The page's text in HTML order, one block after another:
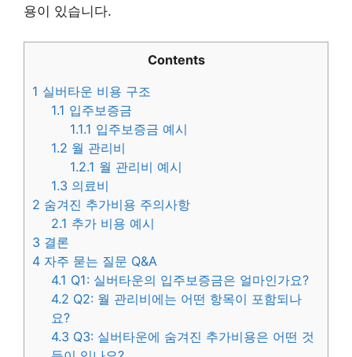
용이 있습니다.
Contents
1 실버타운 비용 구조
1.1 입주보증금
1.1.1 입주보증금 예시
1.2 월 관리비
1.2.1 월 관리비 예시
1.3 의료비
2 숨겨진 추가비용 주의사항
2.1 추가 비용 예시
3 결론
4 자주 묻는 질문 Q&A
4.1 Q1: 실버타운의 입주보증금은 얼마인가요?
4.2 Q2: 월 관리비에는 어떤 항목이 포함되나
요?
4.3 Q3: 실버타운에 숨겨진 추가비용은 어떤 것